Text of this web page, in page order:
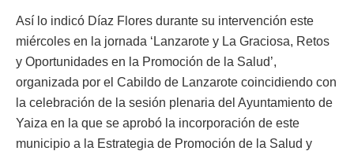
Así lo indicó Díaz Flores durante su intervención este
miércoles en la jornada ‘Lanzarote y La Graciosa, Retos
y Oportunidades en la Promoción de la Salud’,
organizada por el Cabildo de Lanzarote coincidiendo con
la celebración de la sesión plenaria del Ayuntamiento de
Yaiza en la que se aprobó la incorporación de este
municipio a la Estrategia de Promoción de la Salud y